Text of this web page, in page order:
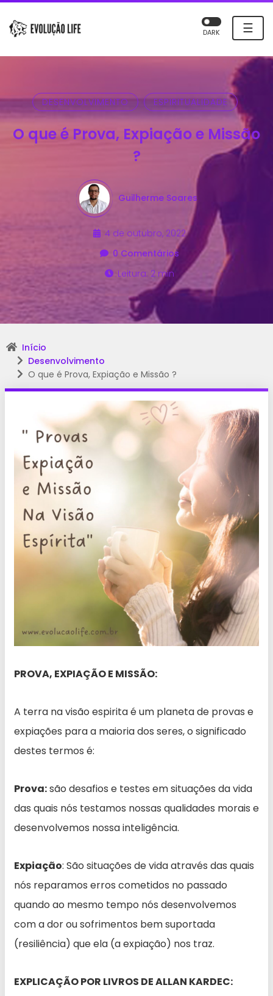
☰
DARK
DESENVOLVIMENTO ESPIRITUALIDADE
O que é Prova, Expiação e Missão
?
Guilherme Soares
4 de outubro, 2022
0 Comentários
Leitura: 2 min
Início
Desenvolvimento
O que é Prova, Expiação e Missão ?
PROVA, EXPIAÇÃO E MISSÃO:
A terra na visão espirita é um planeta de provas e
expiações para a maioria dos seres, o significado
destes termos é:
Prova:são desafios e testes em situações da vida
das quais nós testamos nossas qualidades morais e
desenvolvemos nossa inteligência.
Expiação: São situações de vida através das quais
nós reparamos erros cometidos no passado
quando ao mesmo tempo nós desenvolvemos
com a dor ou sofrimentos bem suportada
(resiliência) que ela (a expiação) nos traz.
EXPLICAÇÃO POR LIVROS DE ALLAN KARDEC: